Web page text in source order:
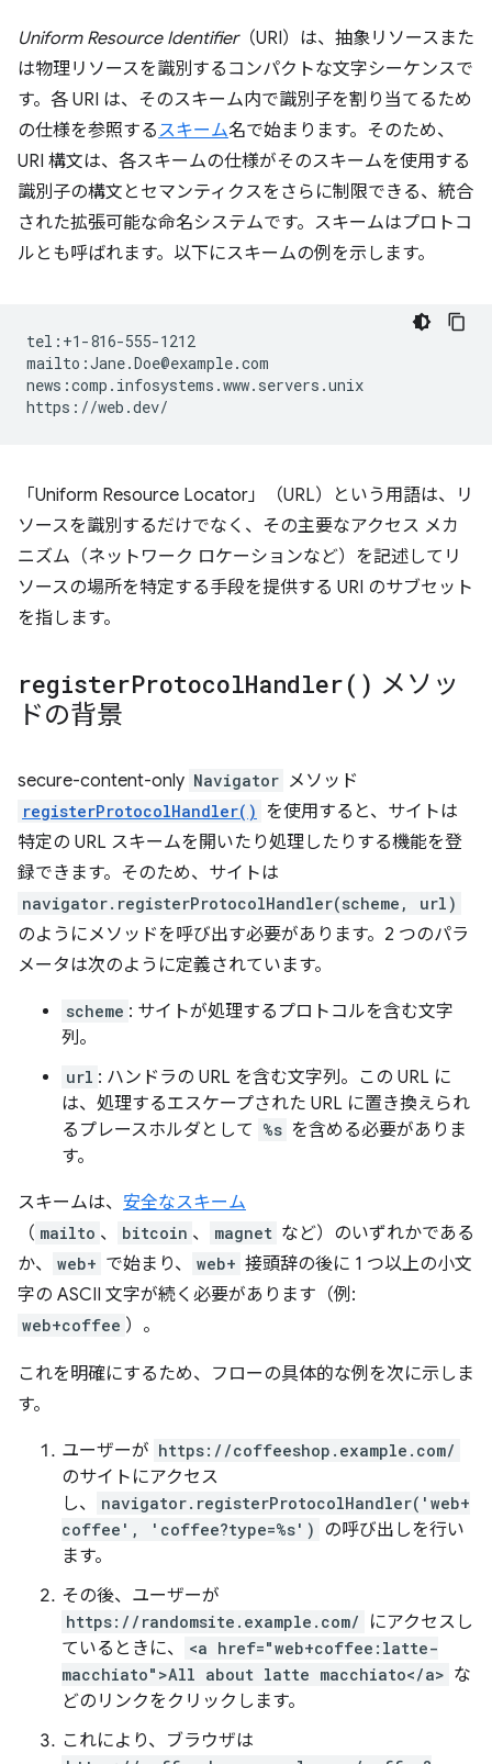
Uniform Resource Identifier（URI）は、抽象リソースまた
は物理リソースを識別するコンパクトな文字シーケンスで
す。各 URI は、そのスキーム内で識別子を割り当てるため
の仕様を参照するスキーム名で始まります。そのため、
URI 構文は、各スキームの仕様がそのスキームを使用する
識別子の構文とセマンティクスをさらに制限できる、統合
された拡張可能な命名システムです。スキームはプロトコ
ルとも呼ばれます。以下にスキームの例を示します。
tel:+1-816-555-1212
mailto:Jane.Doe@example.com
news:comp.infosystems.www.servers.unix
「Uniform Resource Locator」（URL）という用語は、リ
ソースを識別するだけでなく、その主要なアクセス メカ
ニズム（ネットワーク ロケーションなど）を記述してリ
ソースの場所を特定する手段を提供する URI のサブセット
を指します。
registerProtocolHandler( ) メソッ
ドの背景
secure-content-only Navigator メソッド
registerProtocolHandler() を使用すると、サイトは
特定の URL スキームを開いたり処理したりする機能を登
録できます。そのため、サイトは
navigator.registerProtocolHandler(scheme, url)
のようにメソッドを呼び出す必要があります。2 つのパラ
メータは次のように定義されています。
scheme : サイトが処理するプロトコルを含む文字
列。
url : ハンドラの URL を含む文字列。この URL に
は、処理するエスケープされた URL に置き換えられ
るプレースホルダとして %s を含める必要がありま
す。
スキームは、 安全なスキーム
（ mailto 、 bitcoin 、 magnet など）のいずれかである
か、
web+ で始まり、 web+ 接頭辞の後に 1 つ以上の小文
字の ASCII 文字が続く必要があります（例:
web+coffee ）。
これを明確にするため、フローの具体的な例を次に示しま
す。
ユーザーが https://coffeeshop.example.com/
のサイトにアクセス
し、
navigator.registerProtocolHandler('web+
coffee', 'coffee?type=%s') の呼び出しを行い
ます。
その後、ユーザーが
https://randomsite.example.com/
にアクセスし
ているときに、
<a href="web+coffee:latte-
macchiato">All about latte macchiato</a> な
どのリンクをクリックします。
これにより、ブラウザは